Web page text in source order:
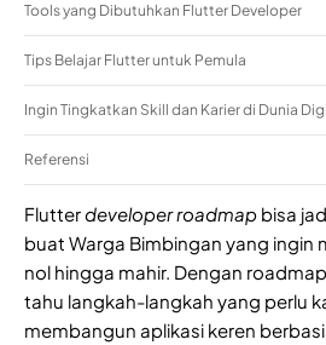
Tools yang Dibutuhkan Flutter Developer
Tips Belajar Flutter untuk Pemula
Ingin Tingkatkan Skill dan Karier di Dunia
Referensi
Flutterdeveloper roadmap bisa
buat Warga Bimbingan yang ingin
nol hingga mahir. Dengan
tahu langkah-langkah yang perlu
membangun aplikasi keren